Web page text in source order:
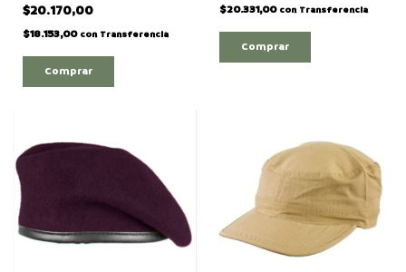
$20.170,00
$18.153,00 con Transferencia
Comprar
$20.331,00 con Transferencia
Comprar